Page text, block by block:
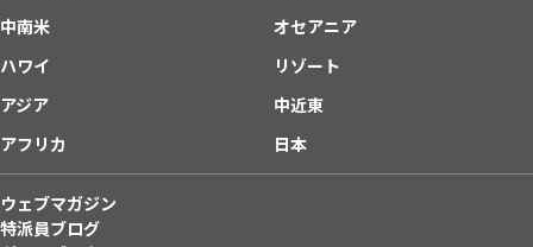
中南米
オセアニア
ハワイ
リゾート
アジア
中近東
アフリカ
日本
ウェブマガジン
特派員ブログ